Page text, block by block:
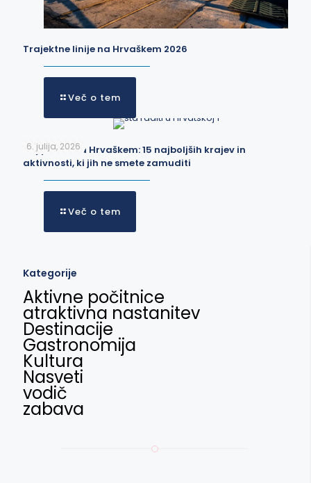
Trajektne linije na Hrvaškem 2026
Več o tem
6. julija, 2026
Kaj početi na Hrvaškem: 15 najboljših krajev in
aktivnosti, ki jih ne smete zamuditi
Več o tem
Kategorije
Aktivne počitnice
atraktivna nastanitev
Destinacije
Gastronomija
Kultura
Nasveti
vodič
zabava